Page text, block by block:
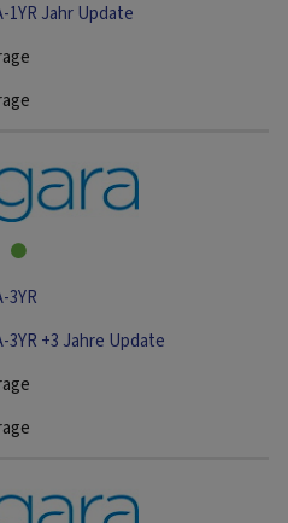
1YR Jahr Update
3YR
3YR +3 Jahre Update